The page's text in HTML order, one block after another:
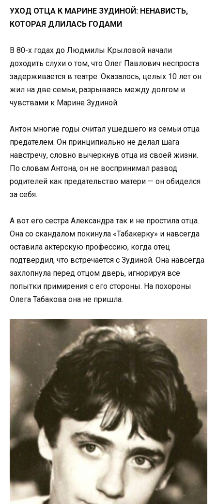
УХОД ОТЦА К МАРИНЕ ЗУДИНОЙ: НЕНАВИСТЬ,
КОТОРАЯ ДЛИЛАСЬ ГОДАМИ
В 80-х годах до Людмилы Крыловой начали
доходить слухи о том, что Олег Павлович неспроста
задерживается в театре. Оказалось, целых 10 лет он
жил на две семьи, разрываясь между долгом и
чувствами к Марине Зудиной.
Антон многие годы считал ушедшего из семьи отца
предателем. Он принципиально не делал шага
навстречу, словно вычеркнув отца из своей жизни.
По словам Антона, он не воспринимал развод
родителей как предательство матери — он обиделся
за себя.
А вот его сестра Александра так и не простила отца.
Она со скандалом покинула «Табакерку» и навсегда
оставила актёрскую профессию, когда отец
подтвердил, что встречается с Зудиной. Она навсегда
захлопнула перед отцом дверь, игнорируя все
попытки примирения с его стороны. На похороны
Олега Табакова она не пришла.